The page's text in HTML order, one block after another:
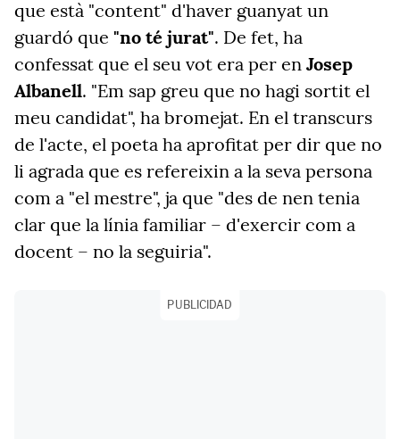
que està "content" d'haver guanyat un
guardó que "no té jurat". De fet, ha
confessat que el seu vot era per en Josep
Albanell. "Em sap greu que no hagi sortit el
meu candidat", ha bromejat. En el transcurs
de l'acte, el poeta ha aprofitat per dir que no
li agrada que es refereixin a la seva persona
com a "el mestre", ja que "des de nen tenia
clar que la línia familiar – d'exercir com a
docent – no la seguiria".
PUBLICIDAD